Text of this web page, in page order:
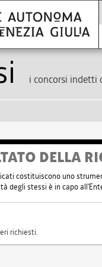
i concorsi indetti
DELLA
costituiscono uno
degli stessi è in capo
richiesti.